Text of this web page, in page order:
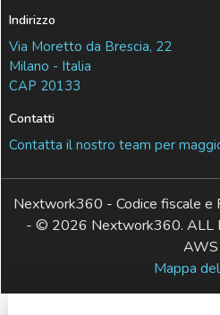
Indirizzo
Via Moretto da Brescia, 22
Milano - Italia
CAP 20133
Contatti
Contatta il nostro team per
Nextwork360 - Codice fiscale
- © 2026 Nextwork360. ALL
AWS
Mappa